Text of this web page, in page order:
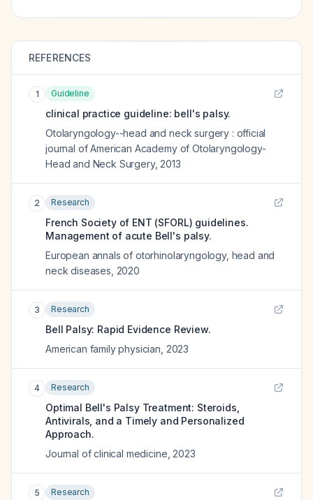
REFERENCES
1 Guideline
clinical practice guideline: bell's palsy.
Otolaryngology--head and neck surgery : official
journal of American Academy of Otolaryngology-
Head and Neck Surgery, 2013
2 Research
French Society of ENT (SFORL) guidelines.
Management of acute Bell's palsy.
European annals of otorhinolaryngology, head and
neck diseases 2020
3 Research
Bell Palsy: Rapid Evidence Review.
American family physician 2023
4 Research
Optimal Bell's Palsy Treatment: Steroids,
Antivirals, and a Timely and Personalized
Approach.
Journal of clinical medicine 2023
5 Research